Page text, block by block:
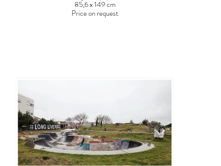
85,6 x 149 cm
Price on request